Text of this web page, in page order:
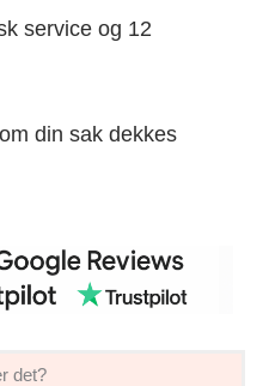
service og 12
din sak dekkes
det?